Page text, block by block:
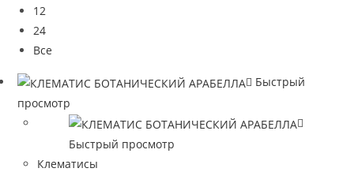
12
24
Все
Быстрый
просмотр
Быстрый просмотр
Клематисы